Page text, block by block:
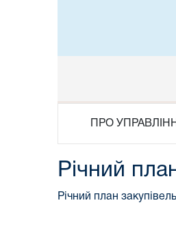
ПРО
Річний
Річний план